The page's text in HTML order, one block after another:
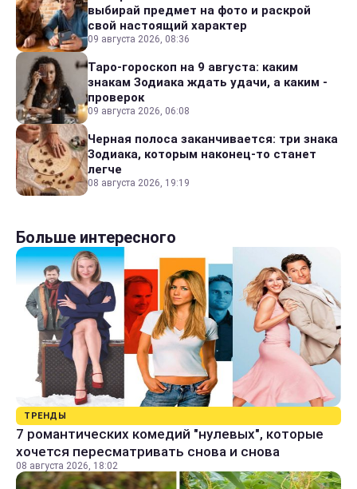
выбирай предмет на фото и раскрой
свой настоящий характер
09 августа 2026, 08:36
Таро-гороскоп на 9 августа: каким
знакам Зодиака ждать удачи, а каким -
проверок
09 августа 2026, 06:08
Черная полоса заканчивается: три знака
Зодиака, которым наконец-то станет
легче
08 августа 2026, 19:19
Больше интересного
ТРЕНДЫ
7 романтических комедий "нулевых", которые
хочется пересматривать снова и снова
08 августа 2026, 18:02